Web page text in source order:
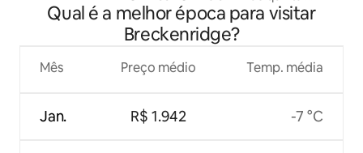
privado de Breck
Qual é a melhor época para visitar
Breckenridge?
Mês
Jan.
Preço médio
R$ 1.942
Temp. média
-7 °C